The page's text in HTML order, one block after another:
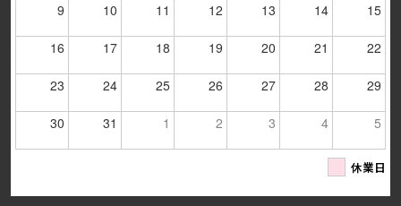
9 10 11 12 13 14 15
16 17 18 19 20 21 22
23 24 25 26 27 28 29
30 31 1 2 3 4 5
休業日